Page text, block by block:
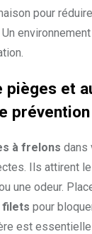
pour
pièges et
prévention
à frelons dans
Ils attirent
une odeur.
filets pour
est